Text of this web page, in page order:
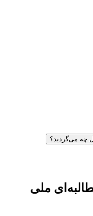
چه می‌گردید؟
ملی